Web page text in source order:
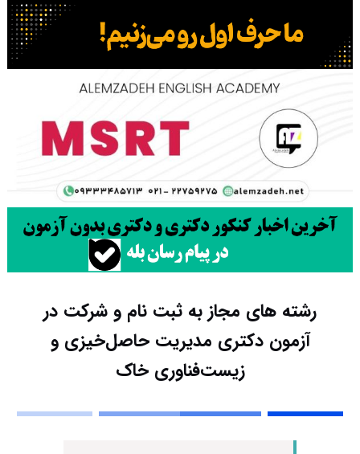
رشته های مجاز به ثبت نام و شرکت در
آزمون دکتری مدیریت حاصل‌خیزی و
‌زیست‌فناوری خاک